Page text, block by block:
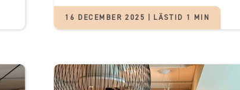
16 DECEMBER 2025 | LÄSTID 1 MIN